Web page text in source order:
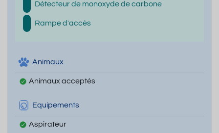
Détecteur de monoxyde de carbone
Rampe d'accès
Animaux
Animaux acceptés
Equipements
Aspirateur